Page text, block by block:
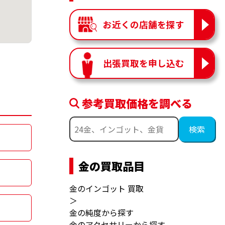
お近くの店舗を探す
出張買取を申し込む
参考買取価格を調べる
金の買取品目
金のインゴット 買取
＞
金の純度から探す